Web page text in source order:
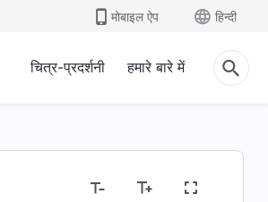
मोबाइल ऐप हिन्दी
चित्र-प्रदर्शनी हमारे बारे में